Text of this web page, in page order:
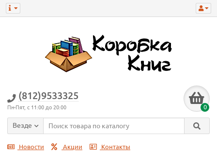
(812)9533325
Пн-Пят, с 11:00 до 20:00 0
Везде
Новости Акции
Контакты